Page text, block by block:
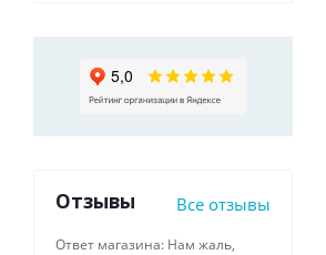
Отзывы Все отзывы
Ответ магазина: Нам жаль,